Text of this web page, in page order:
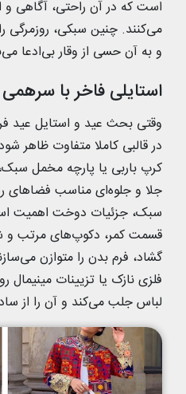
است که در آن راحتی، آگاهی و
می‌کنند. چنین سبکی، روزمرگی
و به آن حسی از وقار بی‌ادعا
استایلی فاخر با سرهمی
وقتی بحث عید و استایل عید
در قالبی کاملا متفاوت ظاهر
کرپ باربی یا پارچه مخمل
جلا و جلوه‌ای مناسب فضاهای
سبک، جزئیات دوخت اهمیت
قسمت کمر، دکوپ‌های مرتب و
گشاد، فرم بدن را متوازن
فلزی نازک یا تزیینات مینیمال
لباس جلب می‌کند و آن را از